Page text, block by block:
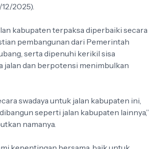
2025).
kabupaten terpaksa diperbaiki secara
pembangunan dari Pemerintah
serta dipenuhi kerikil sisa
jalan dan berpotensi menimbulkan
swadaya untuk jalan kabupaten ini,
seperti jalan kabupaten lainnya,”
namanya.